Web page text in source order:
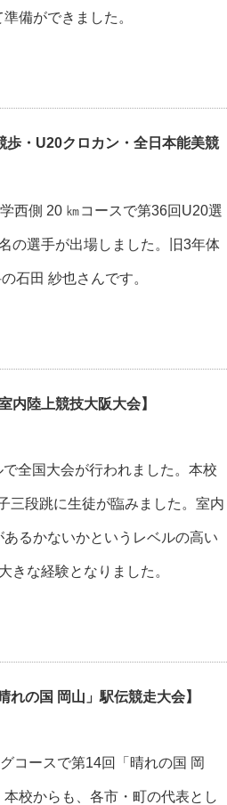
備ができました。
・U20クロカン・全日本能美競
西側 20 ㎞コースで第36回U20選
の選手が出場しました。旧3年体
石田 紗也さんです。
内陸上競技大阪大会】
全国大会が行われました。本校
三段跳に生徒が臨みました。室内
るかないかというレベルの高い
きな経験となりました。
の国 岡山」駅伝競走大会】
コースで第14回「晴れの国 岡
校からも、各市・町の代表とし